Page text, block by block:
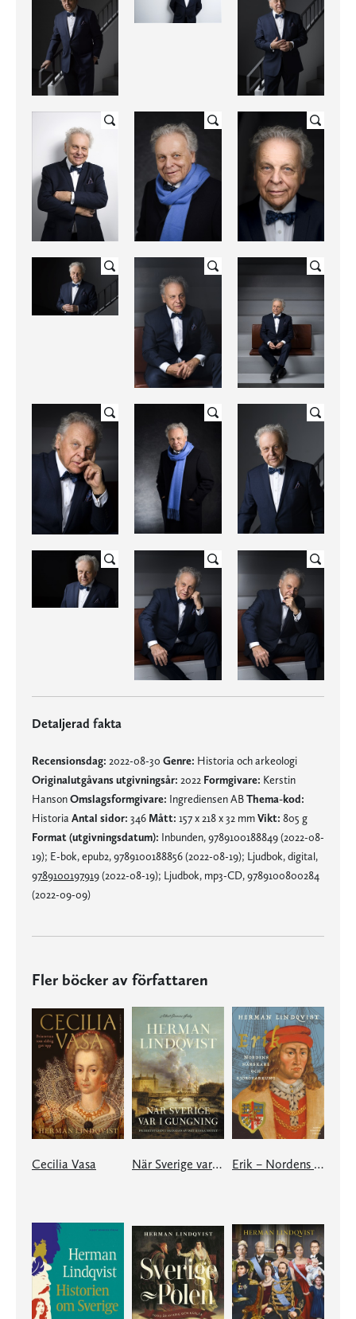
Detaljerad fakta
Recensionsdag: 2022-08-30 Genre: Historia och arkeologi
Originalutgåvans utgivningsår: 2022 Formgivare: Kerstin
HansonOmslagsformgivare: Ingrediensen ABThema-kod:
Historia Antal sidor: 346 Mått: 157 x 218 x 32 mmVikt: 805 g
Format (utgivningsdatum): Inbunden, 9789100188849 (2022-08-
19); E-bok, epub2, 9789100188856 (2022-08-19); Ljudbok, digital,
9789100197919(2022-08-19); Ljudbok, mp3-CD, 9789100800284
(2022-09-09)
Fler böcker av författaren
Cecilia Vasa När Sverige var i gungning Erik – Nordens härskare och sjörövarkung